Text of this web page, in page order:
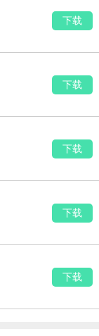
下载
下载
下载
下载
下载